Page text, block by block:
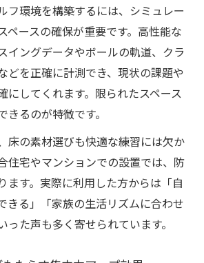
フ環境を構築するには、シミュレー
ペースの確保が重要です。高性能な
イングデータやボールの軌道、クラ
どを正確に計測でき、現状の課題や
にしてくれます。限られたスペース
るのが特徴です。
床の素材選びも快適な練習には欠か
住宅やマンションでの設置では、防
ます。実際に利用した方からは「自
きる」「家族の生活リズムに合わせ
った声も多く寄せられています。